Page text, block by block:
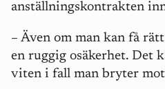
anställningskontrakten
– Även om man kan få
en ruggig osäkerhet. Det
viten i fall man bryter